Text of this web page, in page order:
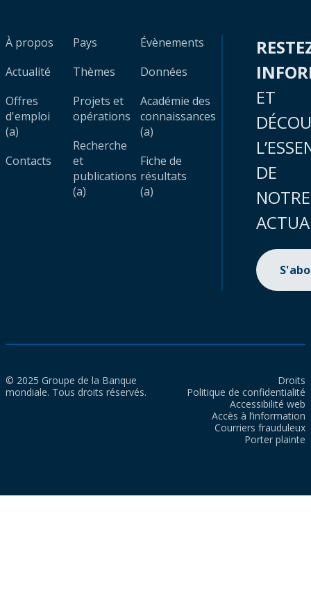
À propos
Actualité
Offres
d'emploi
(a)
Contacts
Pays
Thèmes
Projets et
opérations
Recherche
et
publications
(a)
Évènements
Données
Académie des
connaissances
(a)
Fiche de
résultats
(a)
ET
DE
NOTRE
© 2025 Groupe de la Banque
mondiale. Tous droits réservés.
Droits
Politique de confidentialité
Accessibilité web
Accès à l’information
Courriers frauduleux
Porter plainte